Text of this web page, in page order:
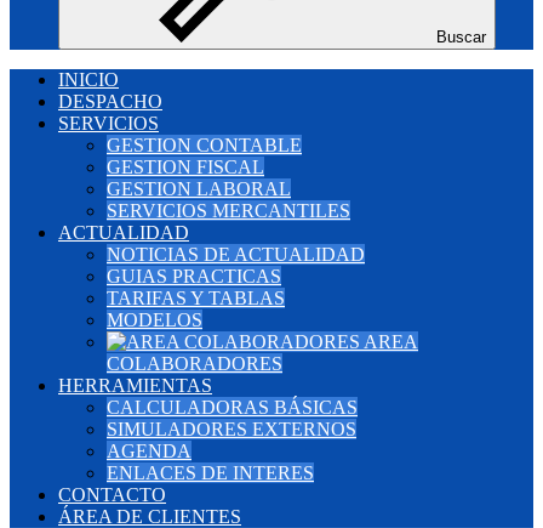
Buscar
INICIO
DESPACHO
SERVICIOS
GESTION CONTABLE
GESTION FISCAL
GESTION LABORAL
SERVICIOS MERCANTILES
ACTUALIDAD
NOTICIAS DE ACTUALIDAD
GUIAS PRACTICAS
TARIFAS Y TABLAS
MODELOS
AREA
COLABORADORES
HERRAMIENTAS
CALCULADORAS BÁSICAS
SIMULADORES EXTERNOS
AGENDA
ENLACES DE INTERES
CONTACTO
ÁREA DE CLIENTES